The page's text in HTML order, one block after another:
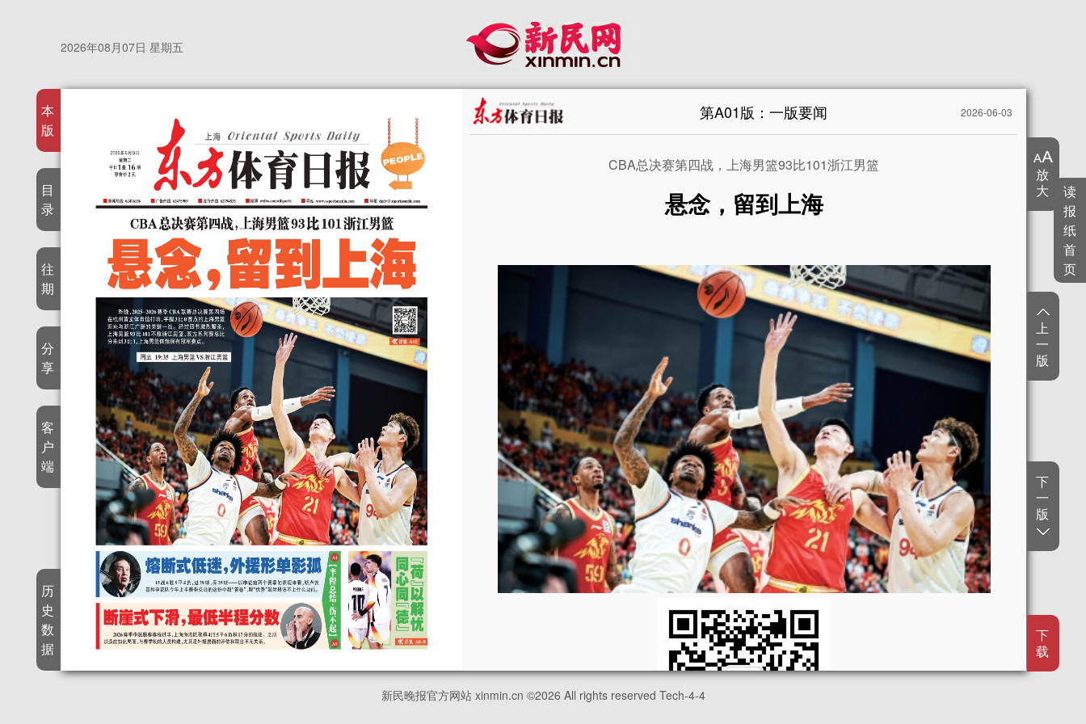
2026年08月07日 星期五
本
版
目
录
往
期
分
享
客
户
端
历
史
数
据
第A01版：一版要闻 2026-06-03
CBA总决赛第四战，上海男篮93比101浙江男篮
悬念，留到上海
放
大
上
一
版
下
一
版
下
载
新民晚报官方网站 xinmin.cn ©2026 All rights reserved Tech-4-4
读
报
纸
首
页